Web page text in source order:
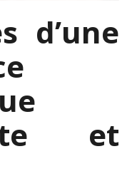
d’une
et